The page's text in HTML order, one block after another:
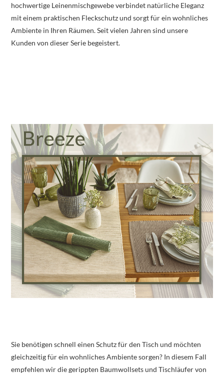
hochwertige Leinenmischgewebe verbindet natürliche Eleganz
mit einem praktischen Fleckschutz und sorgt für ein wohnliches
Ambiente in Ihren Räumen. Seit vielen Jahren sind unsere
Kunden von dieser Serie begeistert.
Sie benötigen schnell einen Schutz für den Tisch und möchten
gleichzeitig für ein wohnliches Ambiente sorgen? In diesem Fall
empfehlen wir die gerippten Baumwollsets und Tischläufer von